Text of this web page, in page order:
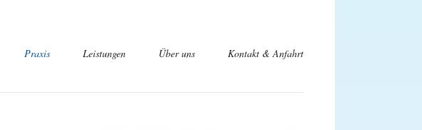
Navigation
Praxis Leistungen Über uns Kontakt & Anfahrt